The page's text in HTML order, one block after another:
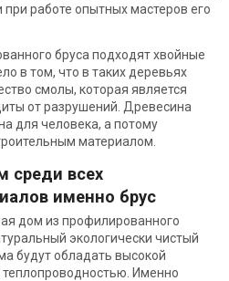
работе опытных мастеров его
бруса подходят хвойные
в том, что в таких деревьях
смолы, которая является
от разрушений. Древесина
для человека, а потому
материалом.
среди всех
именно брус
дом из профилированного
экологически чистый
будут обладать высокой
Именно